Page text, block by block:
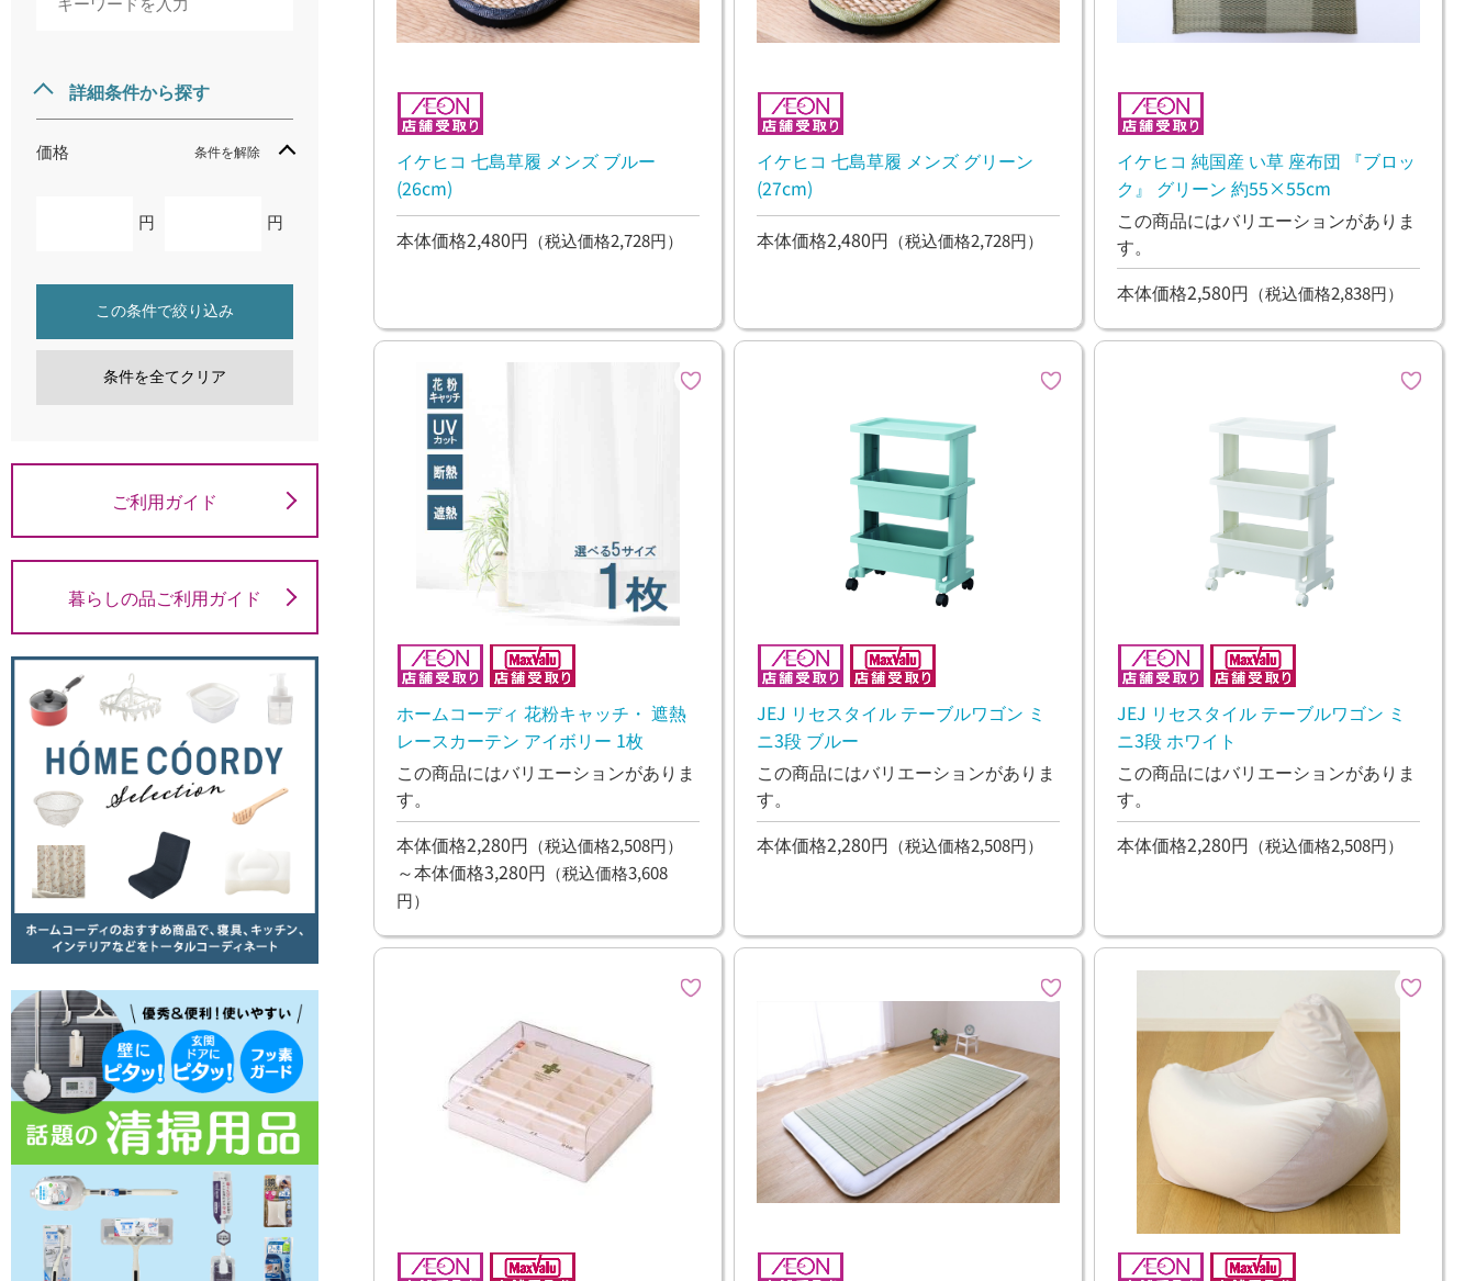
詳細条件から探す
価格 条件を解除
円 円
この条件で絞り込み
条件を全てクリア
ご利用ガイド
暮らしの品ご利用ガイド
イケヒコ 七島草履 メンズ ブルー
(26cm)
本体価格2,480円 （税込価格2,728円）
イケヒコ 七島草履 メンズ グリーン
(27cm)
本体価格2,480円 （税込価格2,728円）
イケヒコ 純国産 い草 座布団 『ブロッ
ク』 グリーン 約55×55cm
この商品にはバリエーションがありま
す。
本体価格2,580円 （税込価格2,838円）
ホームコーディ 花粉キャッチ・ 遮熱
レースカーテン アイボリー 1枚
この商品にはバリエーションがありま
す。
本体価格2,280円 （税込価格2,508円）
～本体価格3,280円 （税込価格3,608
円）
JEJ リセスタイル テーブルワゴン ミ
ニ3段 ブルー
この商品にはバリエーションがありま
す。
本体価格2,280円 （税込価格2,508円）
JEJ リセスタイル テーブルワゴン ミ
ニ3段 ホワイト
この商品にはバリエーションがありま
す。
本体価格2,280円 （税込価格2,508円）